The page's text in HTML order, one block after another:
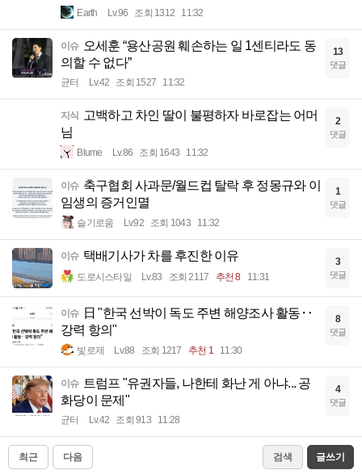
Earth Lv.96 조회 1312 11:32
이슈 오세훈 “용산공원 훼손하는 일 1센티라도 동
의할 수 없다”
균터 Lv.42 조회 1527 11:32
13
댓글
지식
고백하고 차인 딸이 불평하자 바로잡는 어머
님
Blume Lv.86 조회 1643 11:32
2
댓글
이슈 축구협회 사과문/월드컵 탈락 후 정몽규와 이
임생의 증거인멸
슬기로움 Lv.92 조회 1043 11:32
1
댓글
이슈 택배기사가 차를 후진한 이유
도로시스타일 Lv.83 조회 2117 추천 8 11:31
3
댓글
이슈
日 "한국 선박이 독도 주변 해양조사 활동‥
강력 항의"
빛로제 Lv.88 조회 1217 추천 1 11:30
8
댓글
이슈
트럼프 "유권자들, 나한테 화난 게 아냐... 공
화당이 문제"
균터 Lv.42 조회 913 11:28
4
댓글
최근 다음 검색 글쓰기